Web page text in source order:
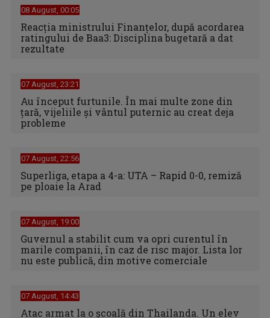
08 August, 00:05
Reacția ministrului Finanțelor, după acordarea
ratingului de Baa3: Disciplina bugetară a dat
rezultate
07 August, 23:21
Au început furtunile. În mai multe zone din
țară, vijeliile și vântul puternic au creat deja
probleme
07 August, 22:56
Superliga, etapa a 4-a: UTA – Rapid 0-0, remiză
pe ploaie la Arad
07 August, 19:00
Guvernul a stabilit cum va opri curentul în
marile companii, în caz de risc major. Lista lor
nu este publică, din motive comerciale
07 August, 14:43
Atac armat la o școală din Thailanda. Un elev